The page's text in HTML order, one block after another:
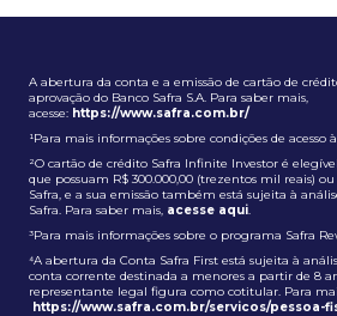
A abertura da conta e a emissão de cartão de
aprovação do Banco Safra S.A. Para saber mais,
acesse: https://www.safra.com.br/
¹Para mais informações sobre condições de acesso
²O cartão de crédito Safra Infinite Investor é
que possuam R$ 300.000,00 (trezentos mil reais)
Safra, e a sua emissão também está sujeita à
Safra. Para saber mais, acesse aqui.
³Para mais informações sobre o programa Safra
⁴A abertura da Conta Safra First está sujeita à
conta corrente destinada a menores a partir de 8
representante legal figura como cotitular. Para
https://www.safra.com.br/servicos/pessoa-